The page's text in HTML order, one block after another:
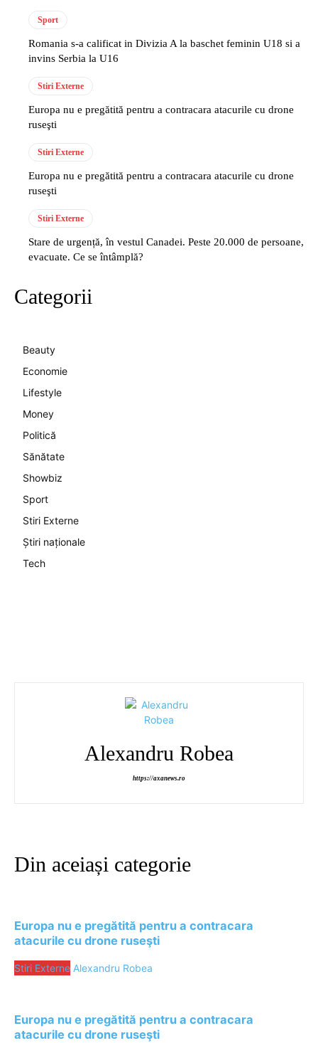
Sport
Romania s-a calificat in Divizia A la baschet feminin U18 si a
invins Serbia la U16
Stiri Externe
Europa nu e pregătită pentru a contracara atacurile cu drone
ruseşti
Stiri Externe
Europa nu e pregătită pentru a contracara atacurile cu drone
ruseşti
Stiri Externe
Stare de urgență, în vestul Canadei. Peste 20.000 de persoane,
evacuate. Ce se întâmplă?
Categorii
Beauty
Economie
Lifestyle
Money
Politică
Sănătate
Showbiz
Sport
Stiri Externe
Știri naționale
Tech
Alexandru Robea
https://axanews.ro
Din aceiași categorie
Europa nu e pregătită pentru a contracara
atacurile cu drone ruseşti
Stiri Externe Alexandru Robea
Europa nu e pregătită pentru a contracara
atacurile cu drone ruseşti